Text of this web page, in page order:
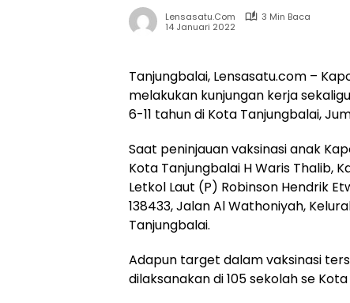
Lensasatu.com
3 Min Baca
14 Januari 2022
Tanjungbalai, Lensasatu.com –
melakukan kunjungan kerja
6-11 tahun di Kota Tanjungbalai,
Saat peninjauan vaksinasi anak
Kota Tanjungbalai H Waris Thalib,
Letkol Laut (P) Robinson Hendrik
138433, Jalan Al Wathoniyah,
Tanjungbalai.
Adapun target dalam vaksinasi
dilaksanakan di 105 sekolah se